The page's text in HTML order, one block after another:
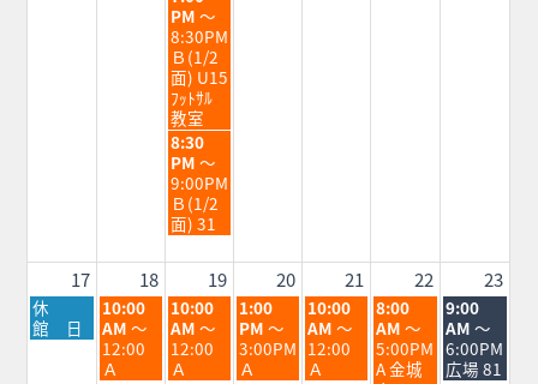
2026
曜
日,
8
月
12th
2026
PM ～
8:30PM
Ｂ(1/2
面) U15
ﾌｯﾄｻﾙ
教室
水
曜
日,
8
月
12th
2026
8:30
PM ～
9:00PM
Ｂ(1/2
面) 31
17 18 19 20 21 22 23
月
曜
日,
休
館 日
火
曜
日,
8
10:00
AM ～
12:00
Ａ
水
曜
日,
8
10:00
AM ～
12:00
Ａ
木
曜
日,
8
1:00
PM ～
3:00PM
Ａ
金
曜
日,
8
10:00
AM ～
12:00
Ａ
土
曜
日,
8
8:00
AM ～
5:00PM
A 金城
日
曜
日,
8
9:00
AM ～
6:00PM
広場 81